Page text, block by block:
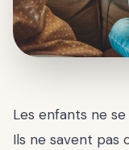
Les enfants ne
Ils ne savent pas